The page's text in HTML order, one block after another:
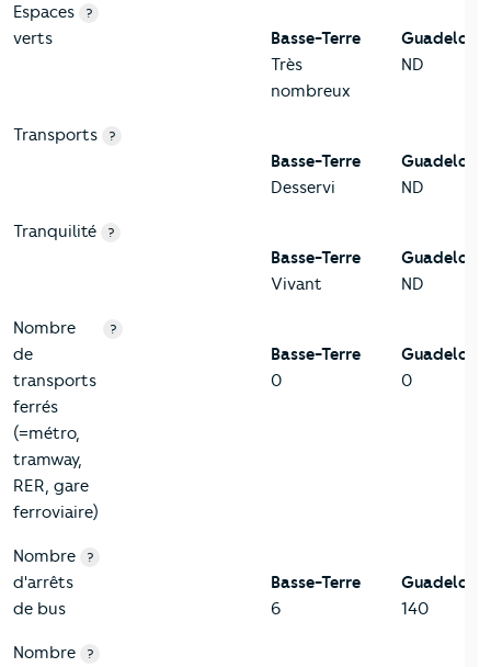
Espaces
verts
?
Basse-Terre
Très
nombreux
ND
Transports ?
Basse-Terre
Desservi
ND
Tranquilité ?
Basse-Terre
Vivant
ND
Nombre
de
transports
ferrés
(=métro,
tramway,
RER, gare
ferroviaire)
?
Basse-Terre
0
0
Nombre
d'arrêts
de bus
?
Basse-Terre
6
140
Nombre
?